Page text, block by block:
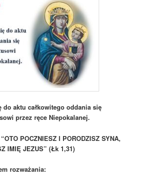
do aktu całkowitego oddania się
przez ręce Niepokalanej.
POCZNIESZ I PORODZISZ SYNA,
IMIĘ JEZUS” (Łk 1,31)
rozważania: